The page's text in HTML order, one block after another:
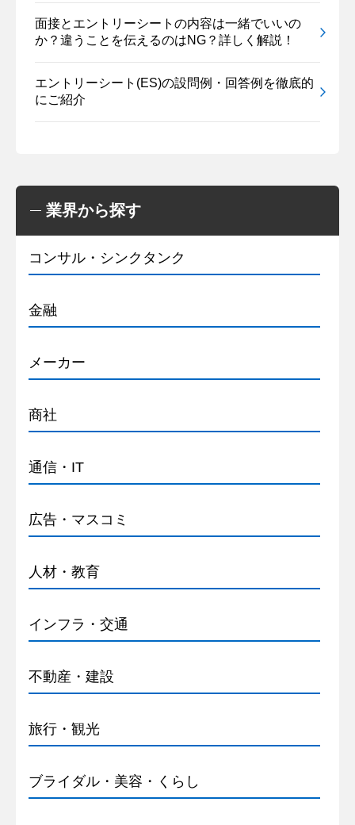
面接とエントリーシートの内容は一緒でいいの
か？違うことを伝えるのはNG？詳しく解説！
エントリーシート(ES)の設問例・回答例を徹底的
にご紹介
業界から探す
コンサル・シンクタンク
金融
メーカー
商社
通信・IT
広告・マスコミ
人材・教育
インフラ・交通
不動産・建設
旅行・観光
ブライダル・美容・くらし